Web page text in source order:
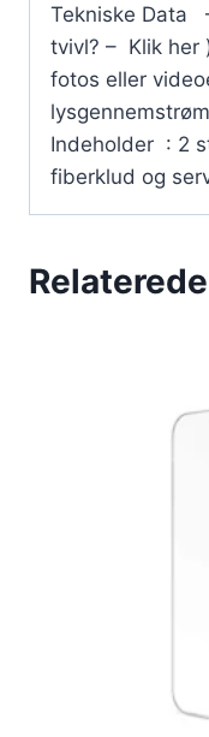
Tekniske Data
tvivl? – Klik her
fotos eller
Indeholder : 2
fiberklud og